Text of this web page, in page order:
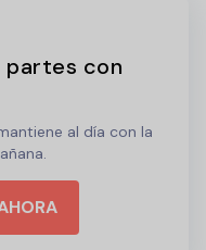
partes con
al día con la